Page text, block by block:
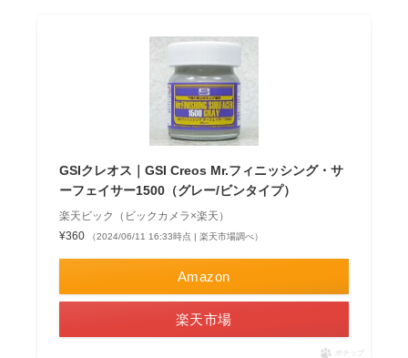
GSIクレオス｜GSI Creos Mr.フィニッシング・サ
ーフェイサー1500（グレー/ビンタイプ）
楽天ビック（ビックカメラ×楽天）
¥360
（2024/06/11 16:33時点 | 楽天市場調べ）
Amazon
楽天市場
ポチップ